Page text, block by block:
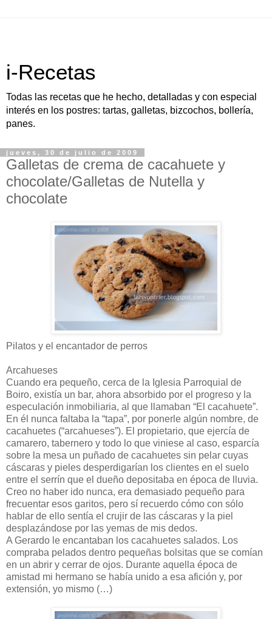
i-Recetas
Todas las recetas que he hecho, detalladas y con especial
interés en los postres: tartas, galletas, bizcochos, bollería,
panes.
jueves, 30 de julio de 2009
Galletas de crema de cacahuete y
chocolate/Galletas de Nutella y
chocolate
Pilatos y el encantador de perros
Arcahueses
Cuando era pequeño, cerca de la Iglesia Parroquial de
Boiro, existía un bar, ahora absorbido por el progreso y la
especulación inmobiliaria, al que llamaban “El cacahuete”.
En él nunca faltaba la “tapa”, por ponerle algún nombre, de
cacahuetes (“arcahueses”). El propietario, que ejercía de
camarero, tabernero y todo lo que viniese al caso, esparcía
sobre la mesa un puñado de cacahuetes sin pelar cuyas
cáscaras y pieles desperdigarían los clientes en el suelo
entre el serrín que el dueño depositaba en época de lluvia.
Creo no haber ido nunca, era demasiado pequeño para
frecuentar esos garitos, pero sí recuerdo cómo con sólo
hablar de ello sentía el crujir de las cáscaras y la piel
desplazándose por las yemas de mis dedos.
A Gerardo le encantaban los cacahuetes salados. Los
compraba pelados dentro pequeñas bolsitas que se comían
en un abrir y cerrar de ojos. Durante aquella época de
amistad mi hermano se había unido a esa afición y, por
extensión, yo mismo (…)